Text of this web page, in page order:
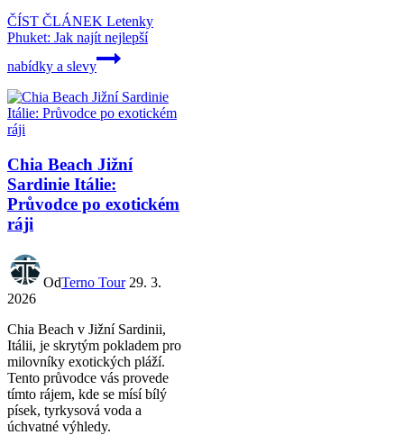
ČÍST ČLÁNEK Letenky
Phuket: Jak najít nejlepší
nabídky a slevy
Chia Beach Jižní
Sardinie Itálie:
Průvodce po exotickém
ráji
OdTerno Tour 29. 3.
2026
Chia Beach v Jižní Sardinii,
Itálii, je skrytým pokladem pro
milovníky exotických pláží.
Tento průvodce vás provede
tímto rájem, kde se mísí bílý
písek, tyrkysová voda a
úchvatné výhledy.